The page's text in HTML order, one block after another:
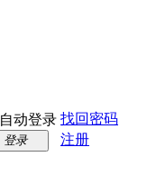
自动登录 找回密码
登录
注册